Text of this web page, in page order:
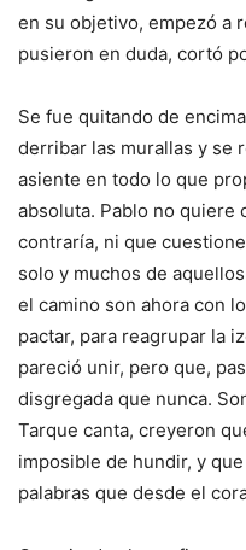
en su objetivo, empezó a
pusieron en duda, cortó
Se fue quitando de
derribar las murallas y se
asiente en todo lo que
absoluta. Pablo no quiere
contraría, ni que
solo y muchos de
el camino son ahora con
pactar, para reagrupar la
pareció unir, pero que,
disgregada que nunca.
Tarque canta, creyeron
imposible de hundir, y
palabras que desde el